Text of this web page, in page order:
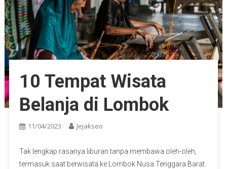
10 Tempat Wisata
Belanja di Lombok
11/04/2023 Jejakseo
Tak lengkap rasanya liburan tanpa membawa oleh-oleh,
termasuk saat berwisata ke Lombok Nusa Tenggara Barat.